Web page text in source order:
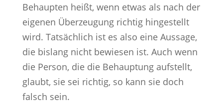
Behaupten heißt, wenn etwas als nach der
eigenen Überzeugung richtig hingestellt
wird. Tatsächlich ist es also eine Aussage,
die bislang nicht bewiesen ist. Auch wenn
die Person, die die Behauptung aufstellt,
glaubt, sie sei richtig, so kann sie doch
falsch sein.